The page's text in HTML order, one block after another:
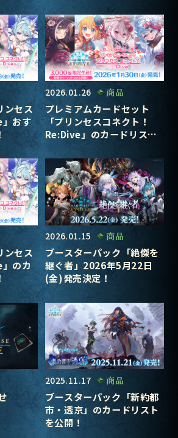
ンセス
おす
2026.01.26 商品
プレミアムカードセット
「プリンセスコネクト！
Re:Dive」のカードリスト
ンセス
のカ
2026.01.15 商品
ブースターパック「絶傑を
継ぐ者」2026年5月22日
(金)発売決定！
2025.11.17 商品
ブースターパック「新約都
市・透京」のカードリスト
を公開！